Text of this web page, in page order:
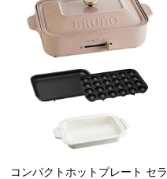
コンパクトホットプレート セラ